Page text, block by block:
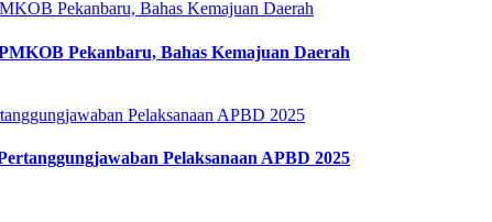
Pekanbaru, Bahas Kemajuan Daerah
Pelaksanaan APBD 2025